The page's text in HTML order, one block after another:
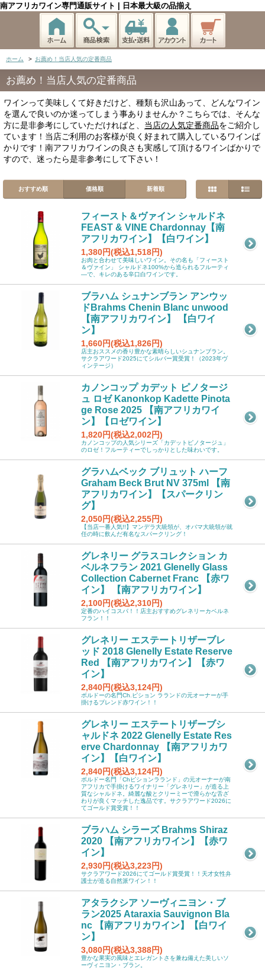
南アフリカワイン専門通販サイト | 日本最大級の品揃え
ホーム > お薦め！当店人気の定番商品
お薦め！当店人気の定番商品
ワインって美味しくて好きだけど、種類も沢山あって、どんなワイン
を選んで良いのか迷ってしまう事ありませんか？こちらでは、そんな
方に是非参考にしていただければと、 当店の人気定番商品をご紹介し
ています！当店ご利用のお客様が良く好まれて購入しているワインば
かりです！南アフリカワインの良さも実感して頂けるワインばかりで
すので、迷ったら是非参考にして下さい！
おすすめ順 価格順 新着順
フィースト＆ヴァイン シャルドネ
FEAST & VINE Chardonnay【南
アフリカワイン】【白ワイン】
1,380円(税込1,518円)
お肉と合わせて美味しいワイン。その名も「フィースト
＆ヴァイン」 シャルドネ100%から造られるフルーティ
―で、キレのある辛口白ワインです。
ブラハム シュナンブラン アンウッ
ドBrahms Chenin Blanc unwood
【南アフリカワイン】 【白ワイ
ン】
1,660円(税込1,826円)
店主おススメの香り豊かな素晴らしいシュナンブラン。
サクラアワード2025にてシルバー賞受賞！（2023年ヴ
ィンテージ）
カノンコップ カデット ピノタージ
ュ ロゼ Kanonkop Kadette Pinota
ge Rose 2025 【南アフリカワイ
ン】【ロゼワイン】
1,820円(税込2,002円)
カノンコップの人気シリーズ「カデットピノタージュ」
のロゼ！フルーティーでしっかりとした味わいです。
グラハムベック ブリュット ハーフ
Graham Beck Brut NV 375ml 【南
アフリカワイン】【スパークリン
グ】
2,050円(税込2,255円)
【当店一番人気!!】マンデラ大統領が、オバマ大統領が就
任の時に飲んだ有名なスパークリング！
グレネリー グラスコレクション カ
ベルネフラン 2021 Glenelly Glass
Collection Cabernet Franc 【赤ワ
イン】 【南アフリカワイン】
2,100円(税込2,310円)
定番のハイコスパ！！店主おすすめグレネリーカベルネ
フラン！！
グレネリー エステートリザーブレ
ッド 2018 Glenelly Estate Reserve
Red 【南アフリカワイン】【赤ワ
イン】
2,840円(税込3,124円)
ボルドーの名門Ch.ピション ラランドの元オーナーが手
掛けるブレンド赤ワイン！！
グレネリー エステートリザーブシ
ャルドネ 2022 Glenelly Estate Res
erve Chardonnay 【南アフリカワ
イン】【白ワイン】
2,840円(税込3,124円)
ボルドー名門「Chピションラランド」の元オーナーが南
アフリカで手掛けるワイナリー「グレネリー」が造る上
質なシャルドネ。綺麗な酸とクリーミーで滑らかな舌ざ
わりが良くマッチした逸品です。サクラアワード2026に
てゴールド賞受賞！！
ブラハム シラーズ Brahms Shiraz
2020 【南アフリカワイン】【赤ワ
イン】
2,930円(税込3,223円)
サクラアワード2026にてゴールド賞受賞！！天才女性弁
護士が造る自然派ワイン！！
アタラクシア ソーヴィニヨン・ブ
ラン2025 Ataraxia Sauvignon Bla
nc 【南アフリカワイン】【白ワイ
ン】
3,080円(税込3,388円)
豊かな果実の風味とエレガントさを兼ね備えた美しいソ
ーヴィニヨン・ブラン。